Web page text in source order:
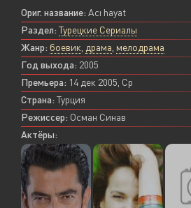
Ориг. название: Acı hayat
Раздел: Турецкие Сериалы
Жанр: боевик драма мелодрама
Год выхода: 2005
Премьера: 14 дек 2005, Ср
Страна: Турция
Режиссер: Осман Синав
Актёры: